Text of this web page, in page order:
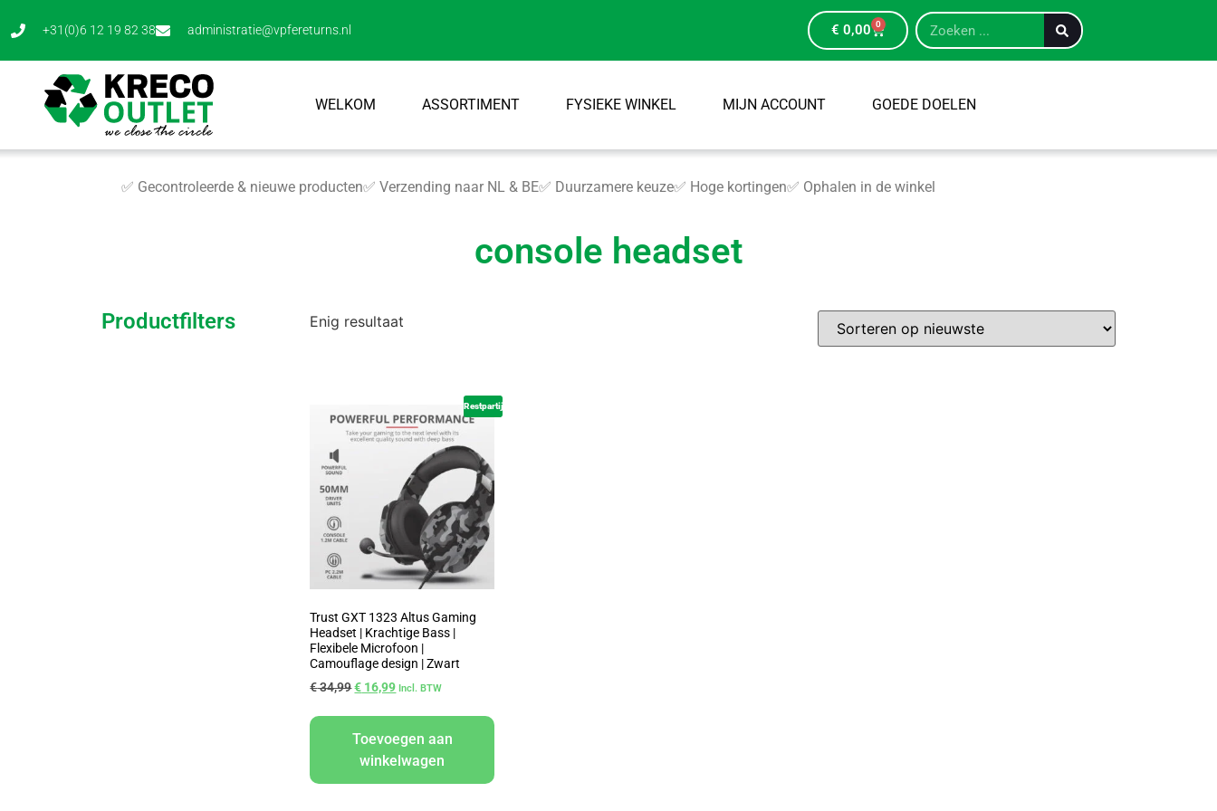
+31(0)6 12 19 82 38 administratie@vpfereturns.nl € 0,00 0
WELKOM ASSORTIMENT FYSIEKE WINKEL MIJN ACCOUNT GOEDE DOELEN
✅ Gecontroleerde & nieuwe producten✅ Verzending naar NL & BE✅ Duurzamere keuze✅ Hoge kortingen✅ Ophalen in de winkel
console headset
Productfilters Enig resultaat
Restpartij
Trust GXT 1323 Altus Gaming
Headset | Krachtige Bass |
Flexibele Microfoon |
Camouflage design | Zwart
€34,99€ 16,99 Incl. BTW
Toevoegen aan
winkelwagen